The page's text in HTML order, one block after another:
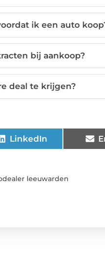
ik een auto
bij aankoop?
deal te krijgen?
LinkedIn
leeuwarden